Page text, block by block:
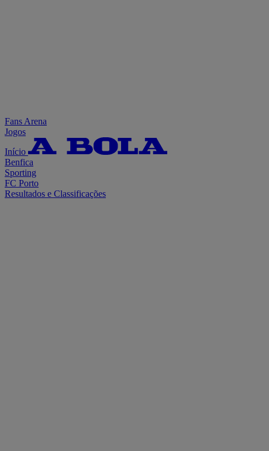
Fans Arena
Jogos
Início
Benfica
Sporting
FC Porto
Resultados e Classificações